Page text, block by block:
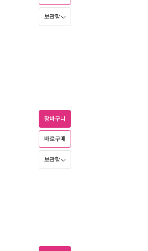
보관함
장바구니
바로구매
보관함